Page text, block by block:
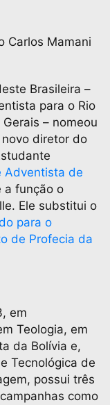
Carlos Mamani
Brasileira –
para o Rio
– nomeou
diretor do
Adventista de
a função o
Ele substitui o
para o
de Profecia da
em
Teologia, em
da Bolívia e,
Tecnológica de
possui três
como